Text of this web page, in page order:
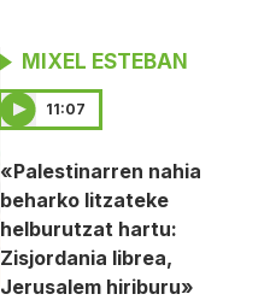
MIXEL ESTEBAN
11:07
«Palestinarren nahia
beharko litzateke
helburutzat hartu:
Zisjordania librea,
Jerusalem hiriburu»